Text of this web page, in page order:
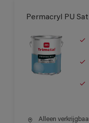
Permacryl PU
Alleen